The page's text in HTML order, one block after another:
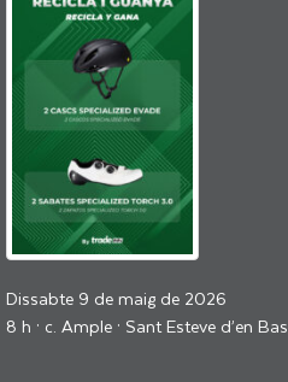
Dissabte 9 de maig de 2026
8 h · c. Ample · Sant Esteve d’en Bas